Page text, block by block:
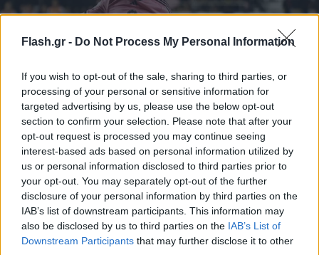
Flash.gr - Do Not Process My Personal Information
If you wish to opt-out of the sale, sharing to third parties, or
processing of your personal or sensitive information for
targeted advertising by us, please use the below opt-out
section to confirm your selection. Please note that after your
opt-out request is processed you may continue seeing
interest-based ads based on personal information utilized by
us or personal information disclosed to third parties prior to
your opt-out. You may separately opt-out of the further
disclosure of your personal information by third parties on the
IAB’s list of downstream participants. This information may
also be disclosed by us to third parties on the IAB’s List of
Downstream Participants that may further disclose it to other
Παγκόσμιο Συλλόγων: Οι ώρες και τα κανάλια των
αποψινών αναμετρήσεων και τα πρώτα ζευγάρια
των «16»
Το κανάλι και οι ώρες των σημερινών αγώνων του Παγκοσμίου
Κυπέλλου Συλλόγων, με μεγάλες δυνάμεις του ποδοσφαίρου
στο πρόγραμμα.